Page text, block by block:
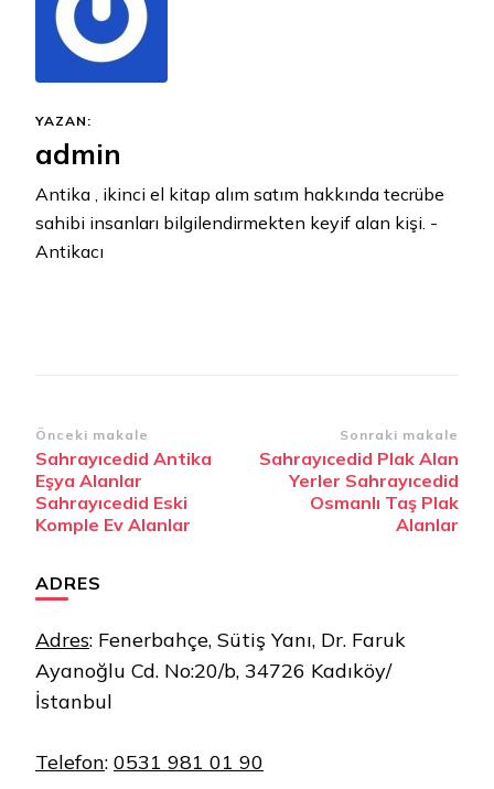
YAZAN:
admin
Antika , ikinci el kitap alım satım hakkında tecrübe
sahibi insanları bilgilendirmekten keyif alan kişi. -
Antikacı
Yazı
dolaşımı
Önceki makale
Sahrayıcedid Antika
Eşya Alanlar
Sahrayıcedid Eski
Komple Ev Alanlar
Sonraki makale
Sahrayıcedid Plak Alan
Yerler Sahrayıcedid
Osmanlı Taş Plak
Alanlar
ADRES
Adres: Fenerbahçe, Sütiş Yanı, Dr. Faruk
Ayanoğlu Cd. No:20/b, 34726 Kadıköy/
İstanbul
Telefon: 0531 981 01 90